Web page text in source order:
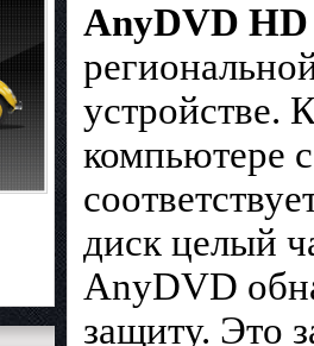
AnyDVD
устройстве.
компьютере
диск целый
AnyDVD
защиту. Это